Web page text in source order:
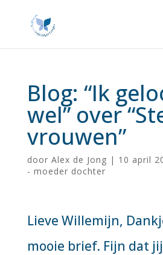
Blog: “Ik
wel” over
vrouwen”
door Alex de Jong | 10 april
- moeder dochter
Lieve Willemijn,
mooie brief. Fijn dat